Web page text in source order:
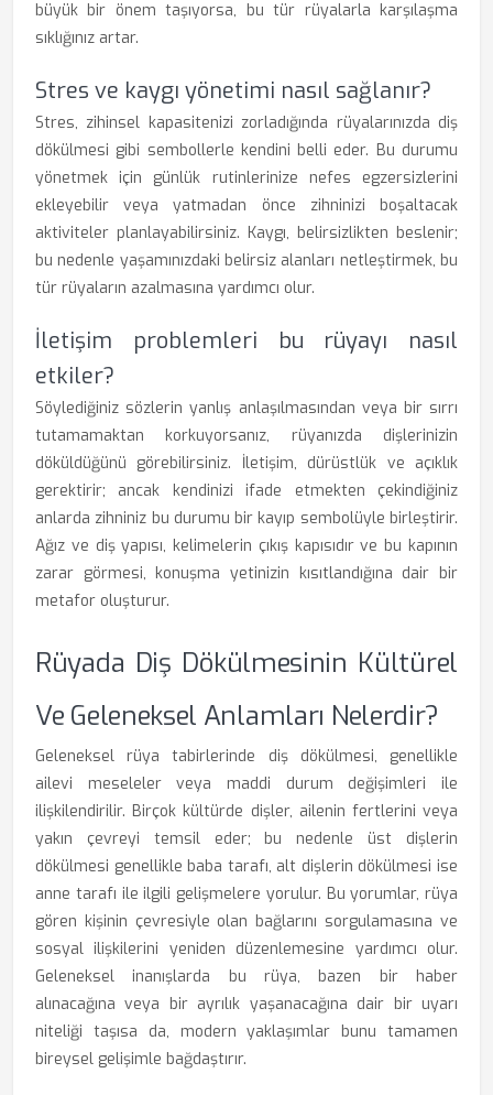
büyük bir önem taşıyorsa, bu tür rüyalarla karşılaşma
sıklığınız artar.
Stres ve kaygı yönetimi nasıl sağlanır?
Stres, zihinsel kapasitenizi zorladığında rüyalarınızda diş
dökülmesi gibi sembollerle kendini belli eder. Bu durumu
yönetmek için günlük rutinlerinize nefes egzersizlerini
ekleyebilir veya yatmadan önce zihninizi boşaltacak
aktiviteler planlayabilirsiniz. Kaygı, belirsizlikten beslenir;
bu nedenle yaşamınızdaki belirsiz alanları netleştirmek, bu
tür rüyaların azalmasına yardımcı olur.
İletişim problemleri bu rüyayı nasıl
etkiler?
Söylediğiniz sözlerin yanlış anlaşılmasından veya bir sırrı
tutamamaktan korkuyorsanız, rüyanızda dişlerinizin
döküldüğünü görebilirsiniz. İletişim, dürüstlük ve açıklık
gerektirir; ancak kendinizi ifade etmekten çekindiğiniz
anlarda zihniniz bu durumu bir kayıp sembolüyle birleştirir.
Ağız ve diş yapısı, kelimelerin çıkış kapısıdır ve bu kapının
zarar görmesi, konuşma yetinizin kısıtlandığına dair bir
metafor oluşturur.
Rüyada Diş Dökülmesinin Kültürel
Ve Geleneksel Anlamları Nelerdir?
Geleneksel rüya tabirlerinde diş dökülmesi, genellikle
ailevi meseleler veya maddi durum değişimleri ile
ilişkilendirilir. Birçok kültürde dişler, ailenin fertlerini veya
yakın çevreyi temsil eder; bu nedenle üst dişlerin
dökülmesi genellikle baba tarafı, alt dişlerin dökülmesi ise
anne tarafı ile ilgili gelişmelere yorulur. Bu yorumlar, rüya
gören kişinin çevresiyle olan bağlarını sorgulamasına ve
sosyal ilişkilerini yeniden düzenlemesine yardımcı olur.
Geleneksel inanışlarda bu rüya, bazen bir haber
alınacağına veya bir ayrılık yaşanacağına dair bir uyarı
niteliği taşısa da, modern yaklaşımlar bunu tamamen
bireysel gelişimle bağdaştırır.